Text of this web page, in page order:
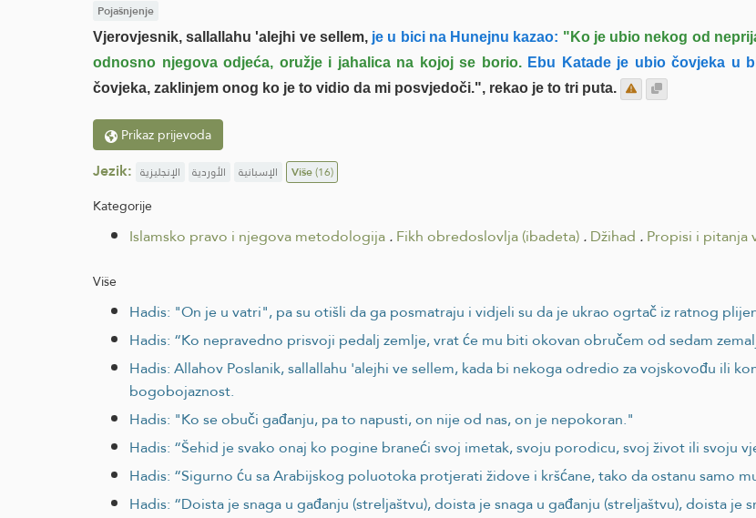
Pojašnjenje
Vjerovjesnik, sallallahu 'alejhi ve sellem,je u bici na Hunejnu kazao: "Ko je ubio nekog od
odnosno njegova odjeća, oružje i jahalica na kojoj se borio.Ebu Katade je ubio čovjeka u
čovjeka, zaklinjem onog ko je to vidio da mi posvjedoči.", rekao je to tri puta.
Prikaz prijevoda
Jezik: الإنجليزية الأوردية الإسبانية Više(16)
Kategorije
Islamsko pravo i njegova metodologija.Fikh obredoslovlja (ibadeta).Džihad .Propisi i pitanja
Više
Hadis: "On je u vatri", pa su otišli da ga posmatraju i vidjeli su da je ukrao ogrtač iz ratnog
Hadis: “Ko nepravedno prisvoji pedalj zemlje, vrat će mu biti okovan obručem od sedam
Hadis: Allahov Poslanik, sallallahu 'alejhi ve sellem, kada bi nekoga odredio za vojskovođu ili
bogobojaznost.
Hadis: "Ko se obuči gađanju, pa to napusti, on nije od nas, on je nepokoran."
Hadis: “Šehid je svako onaj ko pogine braneći svoj imetak, svoju porodicu, svoj život ili svoju
Hadis: “Sigurno ću sa Arabijskog poluotoka protjerati židove i kršćane, tako da ostanu samo
Hadis: “Doista je snaga u gađanju (streljaštvu), doista je snaga u gađanju (streljaštvu), doista je